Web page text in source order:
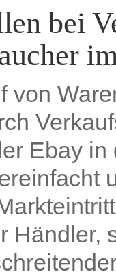
bei
von
Ebay
Händler,